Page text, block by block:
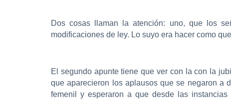
Dos cosas llaman la atención: uno, que los
modificaciones de ley. Lo suyo era hacer como
El segundo apunte tiene que ver con la con la
que aparecieron los aplausos que se negaron a
femenil y esperaron a que desde las